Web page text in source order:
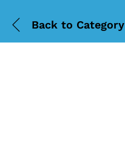
Back to Category